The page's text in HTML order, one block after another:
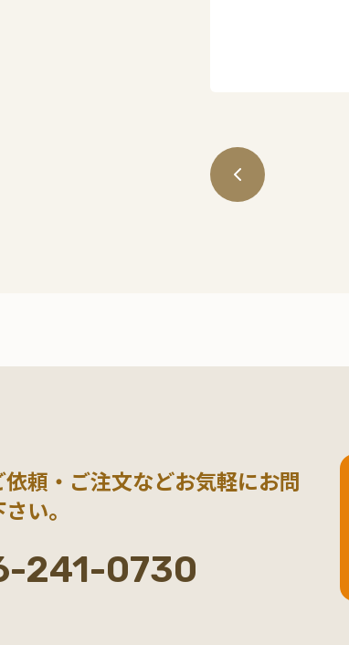
依頼・ご注文などお気軽にお問
い。
241-0730